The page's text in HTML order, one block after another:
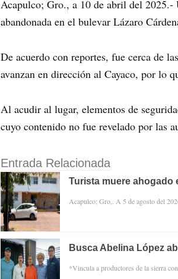
Acapulco; Gro., a 10 de abril del 2025.-
abandonada en el bulevar Lázaro
De acuerdo con reportes, fue cerca de
avanzan en dirección al Cayaco, por lo
Al acudir al lugar, elementos de
cuyo contenido no fue revelado por las
Entrada Relacionada
Turista muere ahogado
Acapulco; Gro,. A 5 de agosto del
Busca Abelina López
*Vincula a productores de la sierra